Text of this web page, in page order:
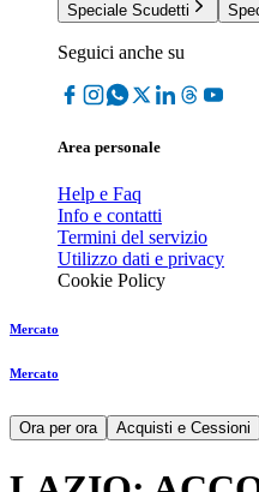
Speciale Scudetti
Seguici anche su
Area personale
Help e Faq
Info e contatti
Termini del servizio
Utilizzo dati e privacy
Cookie Policy
Mercato
Mercato
Ora per ora Acquisti e Cessioni